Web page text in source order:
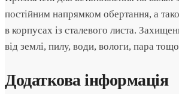
постійним напрямком обертання, а
в корпусах із сталевого листа.
від землі, пилу, води, вологи, пара
Додаткова інформація